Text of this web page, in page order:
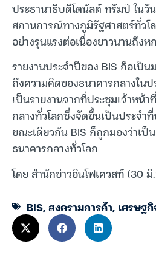
ประธานาธิบดีโดนัลด์ ทรัมป์ ใน
สถานการณ์ทางภูมิรัฐศาสตร์ทั่ว
อย่างรุนแรงต่อเนื่องยาวนานถึงห
รายงานประจำปีของ BIS ถือเป็
ถึงความคิดของธนาคารกลางใน
เป็นรายงานจากที่ประชุมเจ้าหน้
กลางทั่วโลกซึ่งจัดขึ้นเป็นประจำ
ขณะเดียวกัน BIS ก็ถูกมองว่าเป็
ธนาคารกลางทั่วโลก
โดย สำนักข่าวอินโฟเควสท์ (30
BIS,สงครามการค้า, เศรษฐ